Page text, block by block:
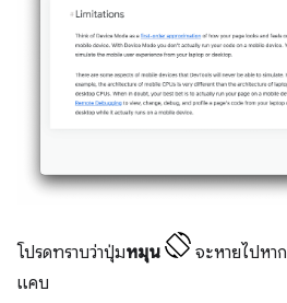
โปรดทราบว่าปุ่มหมุน จะหายไปหาก
แคบ